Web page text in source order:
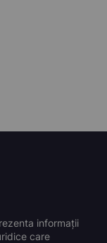
informații
care